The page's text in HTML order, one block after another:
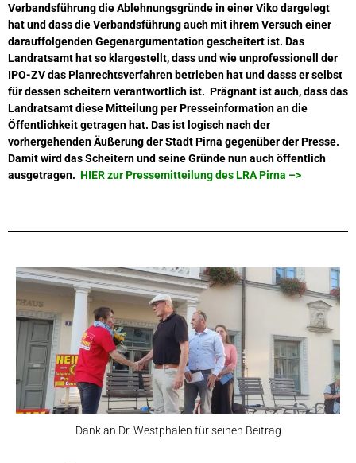
Verbandsführung die Ablehnungsgründe in einer Viko dargelegt
hat und dass die Verbandsführung auch mit ihrem Versuch einer
darauffolgenden Gegenargumentation gescheitert ist. Das
Landratsamt hat so klargestellt, dass und wie unprofessionell der
IPO-ZV das Planrechtsverfahren betrieben hat und dasss er selbst
für dessen scheitern verantwortlich ist. Prägnant ist auch, dass das
Landratsamt diese Mitteilung per Presseinformation an die
Öffentlichkeit getragen hat. Das ist logisch nach der
vorhergehenden Äußerung der Stadt Pirna gegenüber der Presse.
Damit wird das Scheitern und seine Gründe nun auch öffentlich
ausgetragen. HIER zur Pressemitteilung des LRA Pirna –>
Dank an Dr. Westphalen für seinen Beitrag